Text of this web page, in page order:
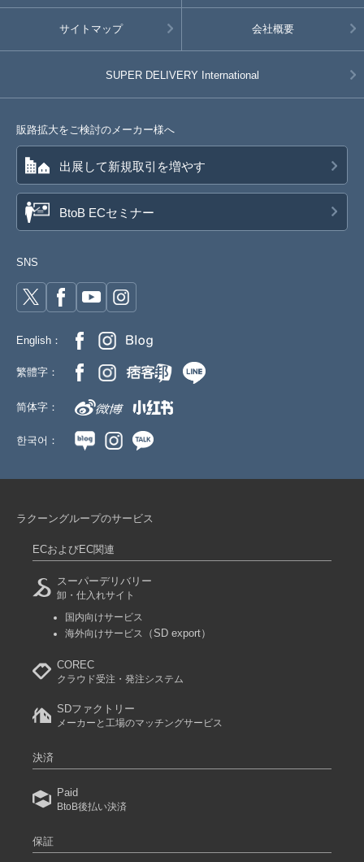
サイトマップ 会社概要
SUPER DELIVERY International
販路拡大をご検討のメーカー様へ
出展して新規取引を増やす
BtoB ECセミナー
SNS
English：
繁體字：
简体字：
한국어：
ラクーングループのサービス
ECおよびEC関連
スーパーデリバリー
卸・仕入れサイト
国内向けサービス
海外向けサービス
（SD export）
COREC
クラウド受注・発注システム
SDファクトリー
メーカーと工場のマッチングサービス
決済
Paid
BtoB後払い決済
保証